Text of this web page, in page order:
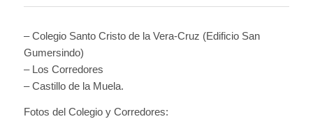
– Colegio Santo Cristo de la Vera-Cruz (Edificio San
Gumersindo)
– Los Corredores
– Castillo de la Muela.
Fotos del Colegio y Corredores: